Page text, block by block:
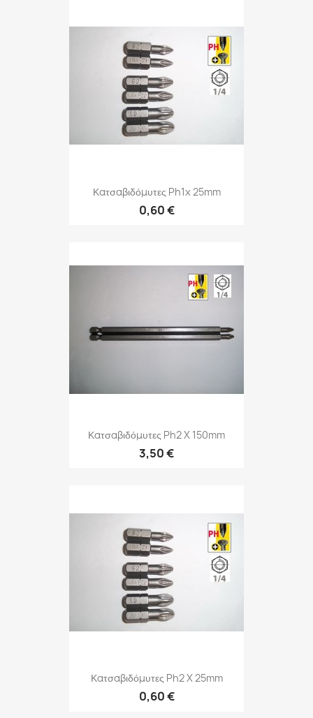
Κατσαβιδόμυτες Ph1x 25mm
0,60 €
Κατσαβιδόμυτες Ph2 X 150mm
3,50 €
Κατσαβιδόμυτες Ph2 X 25mm
0,60 €